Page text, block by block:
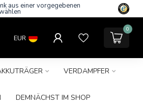
aus einer vorgegebenen
EUR
0
VERDAMPFER
DEMNÄCHST IM SHOP